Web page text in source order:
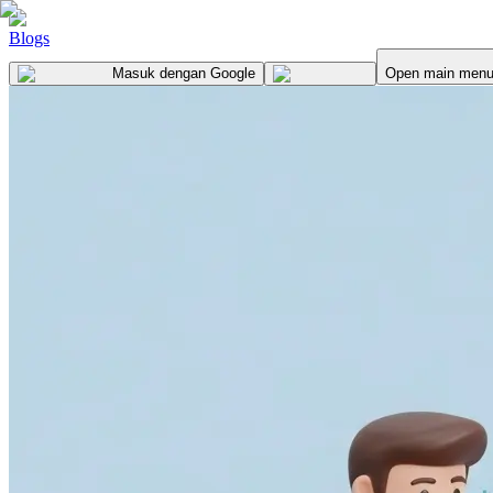
Blogs
Masuk dengan Google Open main menu